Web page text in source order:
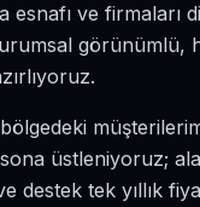
esnafı ve firmaları
görünümlü,
üstleniyoruz;
destek tek yıllık